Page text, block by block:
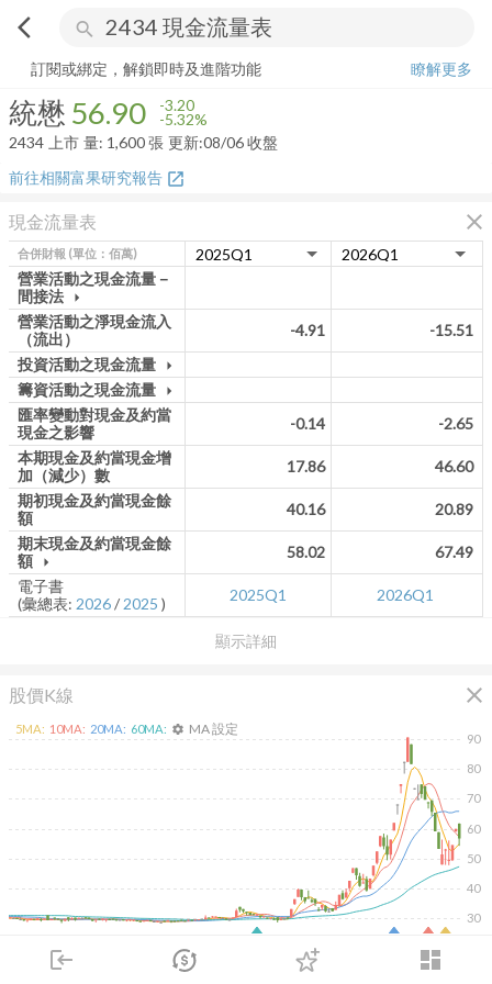
arrow_back_ios search
login dashboard
市場 登入
統懋 56.90-5.32%
訂閱或綁定，解鎖即時及進階功能
瞭解更多
統懋 56.90 -3.20
-5.32%
2434 上市 量: 1,600張 更新:08/06 收盤
前往相關富果研究報告 open_in_new
現金流量表 close
顯示詳細
合併財報 (單位：佰萬)
營業活動之現金流量－
間接法 arrow_drop_down
營業活動之淨現金流入
（流出）
-4.91
-15.51
投資活動之現金流量 arrow_drop_down
籌資活動之現金流量 arrow_drop_down
匯率變動對現金及約當
現金之影響
-0.14
-2.65
本期現金及約當現金增
加（減少）數
17.86
46.60
期初現金及約當現金餘
額
40.16
20.89
期末現金及約當現金餘
額 arrow_drop_down
58.02
67.49
電子書
(彙總表: 2026/ 2025 ) 2025Q1 2026Q1
股價K線 close
30
40
50
60
70
80
90
5MA: 10MA: 20MA: 60MA: settings MA 設定